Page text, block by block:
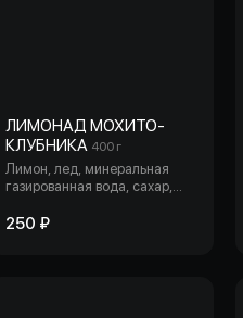
ЛИМОНАД МОХИТО-
КЛУБНИКА 400 г
Лимон, лед, минеральная
газированная вода, сахар,
250 ₽